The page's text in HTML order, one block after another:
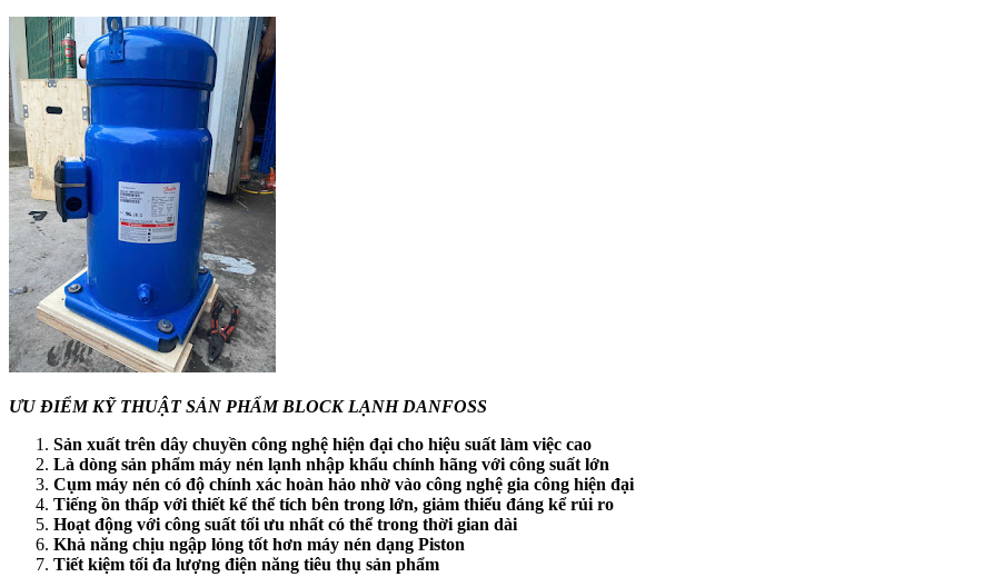
ƯU ĐIỂM KỸ THUẬT SẢN PHẨM BLOCK LẠNH DANFOSS
Sản xuất trên dây chuyền công nghệ hiện đại cho hiệu suất làm việc cao
Là dòng sản phẩm máy nén lạnh nhập khẩu chính hãng với công suất lớn
Cụm máy nén có độ chính xác hoàn hảo nhờ vào công nghệ gia công hiện đại
Tiếng ồn thấp với thiết kế thể tích bên trong lớn, giảm thiểu đáng kể rủi ro
Hoạt động với công suất tối ưu nhất có thể trong thời gian dài
Khả năng chịu ngập lỏng tốt hơn máy nén dạng Piston
Tiết kiệm tối đa lượng điện năng tiêu thụ sản phẩm